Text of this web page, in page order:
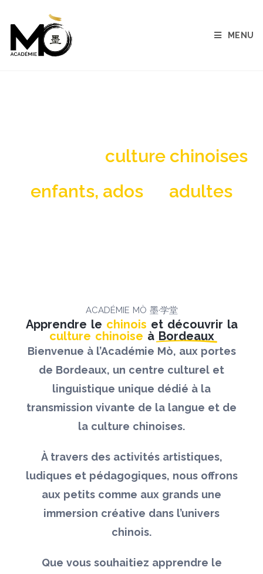
MENU
culture chinoises
enfants, ados
adultes
ACADÉMIE MÒ 墨·学堂
Apprendre le chinois et découvrir la
culture chinoise à Bordeaux
Bienvenue à l’Académie Mò, aux portes
de Bordeaux, un centre culturel et
linguistique unique dédié à la
transmission vivante de la langue et de
la culture chinoises.
À travers des activités artistiques,
ludiques et pédagogiques, nous offrons
aux petits comme aux grands une
immersion créative dans l’univers
chinois.
Que vous souhaitiez apprendre le